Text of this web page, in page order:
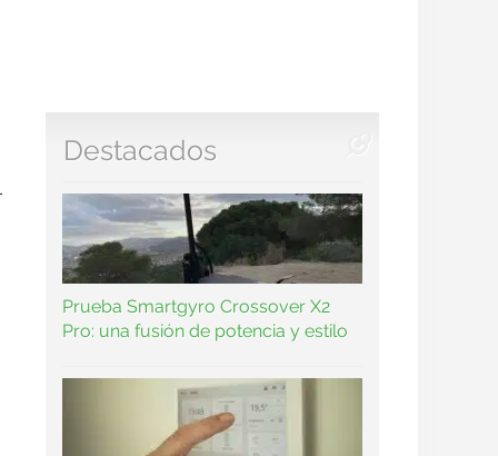
Destacados
Prueba Smartgyro Crossover X2
Pro: una fusión de potencia y estilo